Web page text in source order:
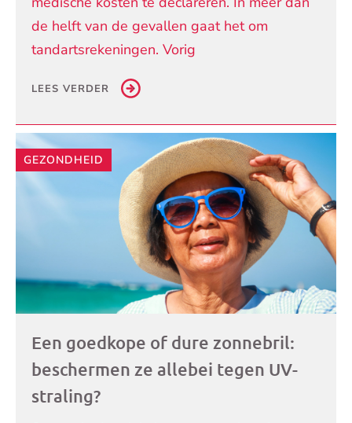
de helft van de gevallen gaat het om
tandartsrekeningen. Vorig
LEES VERDER
GEZONDHEID
Een goedkope of dure zonnebril:
beschermen ze allebei tegen UV-
straling?